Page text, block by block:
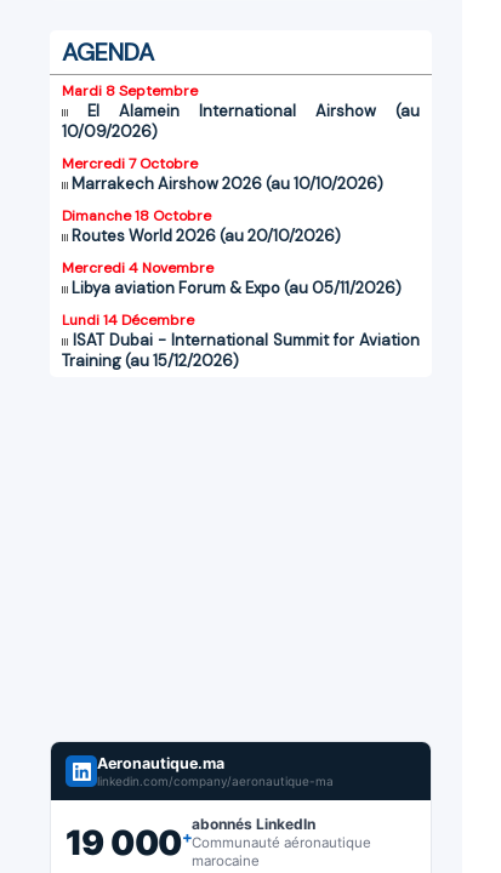
AGENDA
Mardi 8 Septembre
El Alamein International Airshow (au
10/09/2026)
Mercredi 7 Octobre
Marrakech Airshow 2026 (au 10/10/2026)
Dimanche 18 Octobre
Routes World 2026 (au 20/10/2026)
Mercredi 4 Novembre
Libya aviation Forum & Expo (au 05/11/2026)
Lundi 14 Décembre
ISAT Dubai - International Summit for Aviation
Training (au 15/12/2026)
Aeronautique.ma
linkedin.com/company/aeronautique-ma
19 000+
abonnés LinkedIn
Communauté aéronautique
marocaine